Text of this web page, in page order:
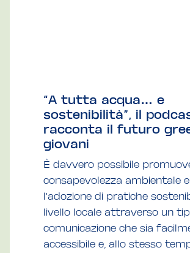
“A tutta acqua… e
sostenibilità”, il
racconta il futuro
giovani
È davvero possibile
consapevolezza ambientale e
l'adozione di pratiche
livello locale attraverso un
comunicazione che sia
accessibile e, allo stesso